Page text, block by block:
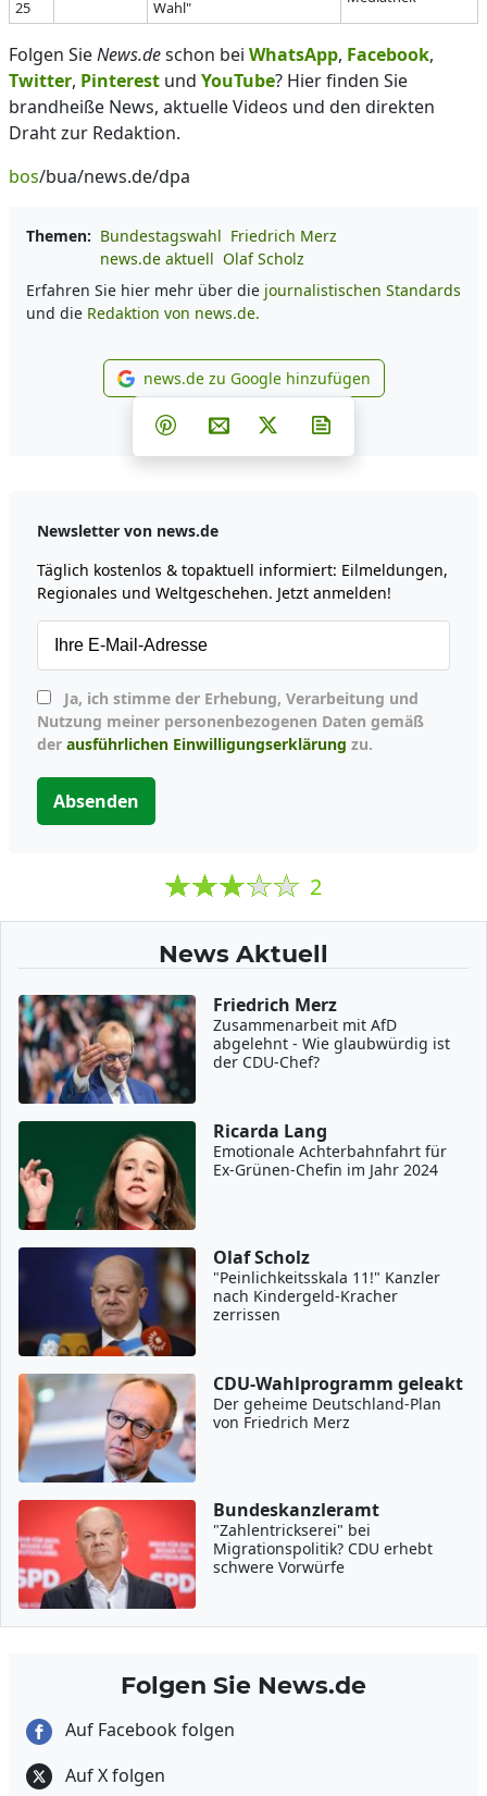
25 Wahl"
Folgen SieNews.deschon bei WhatsApp, Facebook,
Twitter, Pinterest und YouTube? Hier finden Sie
brandheiße News, aktuelle Videos und den direkten
Draht zur Redaktion.
bos/bua/news.de/dpa
Themen: Bundestagswahl Friedrich Merz
news.de aktuell Olaf Scholz
Erfahren Sie hier mehr über die journalistischen Standards
und die Redaktion von news.de.
news.de zu Google
news.de zu Google hinzufügen
Teilen auf Facebook
Teilen auf Whatsapp
Teilen auf Telegram
Teilen auf Pinterest
Per E-Mail teilen
Post auf X
Newsletter von news.de
Täglich kostenlos & topaktuell informiert: Eilmeldungen,
Regionales und Weltgeschehen. Jetzt anmelden!
Nutzung meiner personenbezogenen Daten gemäß
der ausführlichen Einwilligungserklärung zu.
Absenden
2
News Aktuell
Friedrich Merz
Zusammenarbeit mit AfD
abgelehnt - Wie glaubwürdig ist
der CDU-Chef?
Ricarda Lang
Emotionale Achterbahnfahrt für
Ex-Grünen-Chefin im Jahr 2024
Olaf Scholz
"Peinlichkeitsskala 11!" Kanzler
nach Kindergeld-Kracher
zerrissen
CDU-Wahlprogramm geleakt
Der geheime Deutschland-Plan
von Friedrich Merz
Bundeskanzleramt
"Zahlentrickserei" bei
Migrationspolitik? CDU erhebt
schwere Vorwürfe
Folgen Sie News.de
Auf Facebook folgen
Auf X folgen